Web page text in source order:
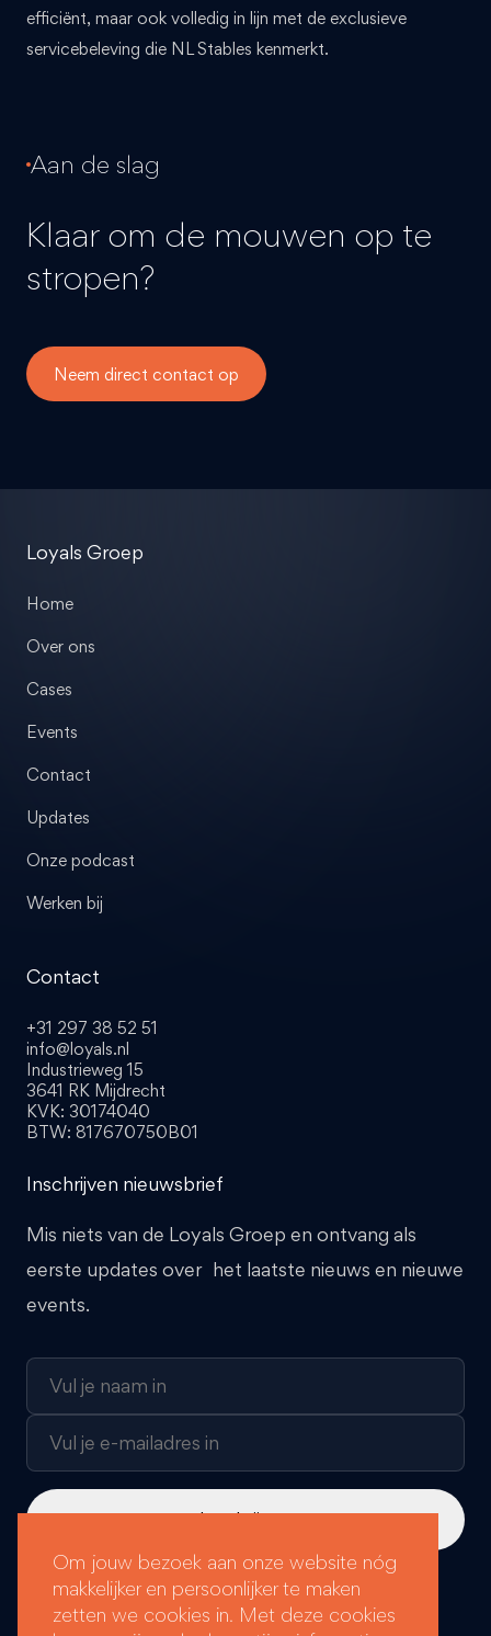
efficiënt, maar ook volledig in lijn met de exclusieve
servicebeleving die NL Stables kenmerkt.
Aan de slag
Klaar om de mouwen op te
stropen?
Neem direct contact op
Loyals Groep
Home
Over ons
Cases
Events
Contact
Updates
Onze podcast
Werken bij
Contact
+31 297 38 52 51
info@loyals.nl
Industrieweg 15
3641 RK Mijdrecht
KVK: 30174040
BTW: 817670750B01
Inschrijven nieuwsbrief
Mis niets van de Loyals Groep en ontvang als
eerste updates over het laatste nieuws en nieuwe
events.
Loyals Groep labels:
Om jouw bezoek aan onze website nóg
makkelijker en persoonlijker te maken
zetten we cookies in. Met deze cookies